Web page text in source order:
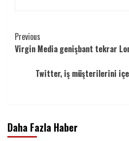
Continue
Reading
Previous
Virgin Media genişbant tekrar
Twitter, iş müşterilerini
Daha Fazla Haber